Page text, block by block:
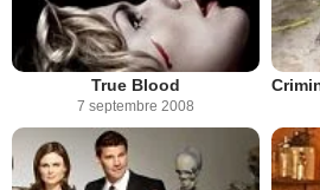
True Blood
7 septembre 2008